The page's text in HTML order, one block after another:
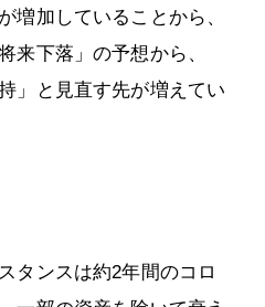
増加していることから、
来下落」の予想から、
」と見直す先が増えてい
タンスは約2年間のコロ